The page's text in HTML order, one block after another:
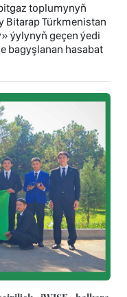
toplumynyň
Bitarap Türkmenistan
ýylynyň geçen ýedi
bagyşlanan hasabat